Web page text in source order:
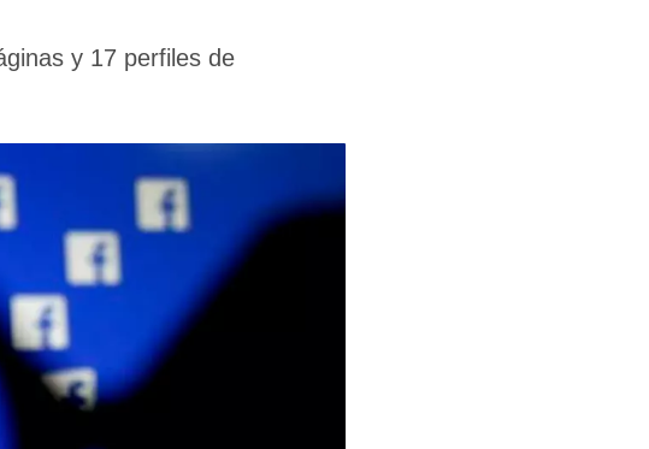
y 17 perfiles de